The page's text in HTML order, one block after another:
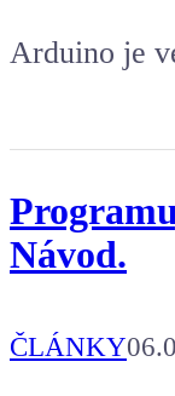
Arduino je
Návod.
ČLÁNKY